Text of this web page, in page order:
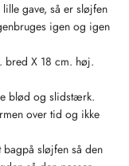
gave, så er sløjfen
igen og igen
bred X 18 cm. høj.
blød og slidstærk.
over tid og ikke
sløjfen så den